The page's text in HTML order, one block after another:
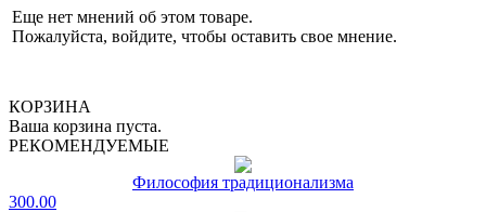
Еще нет мнений об этом товаре.
Пожалуйста, войдите, чтобы оставить свое мнение.
КОРЗИНА
Ваша корзина пуста.
РЕКОМЕНДУЕМЫЕ
Философия традиционализма
300.00